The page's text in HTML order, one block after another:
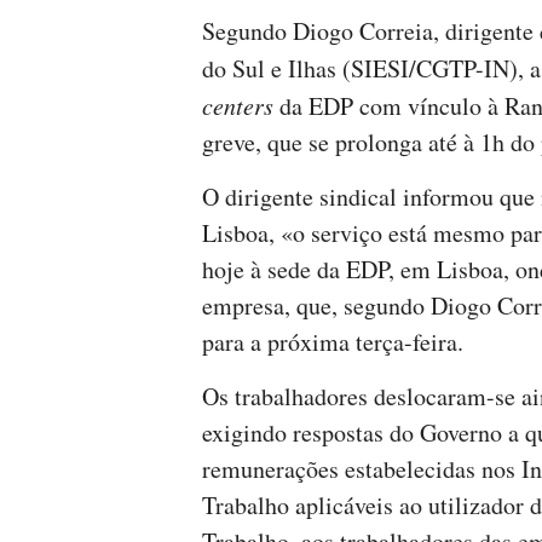
Segundo Diogo Correia,
do Sul e Ilhas (SIESI/CGTP-IN),
centersda EDP com vínculo à
greve, que se prolonga até à 1h
O dirigente sindical informou
Lisboa, «o serviço está mesmo
hoje à sede da EDP, em Lisboa,
empresa, que, segundo Diogo
para a próxima terça-feira.
Os trabalhadores deslocaram-se
exigindo respostas do Governo a
remunerações estabelecidas nos
Trabalho aplicáveis ao utilizador